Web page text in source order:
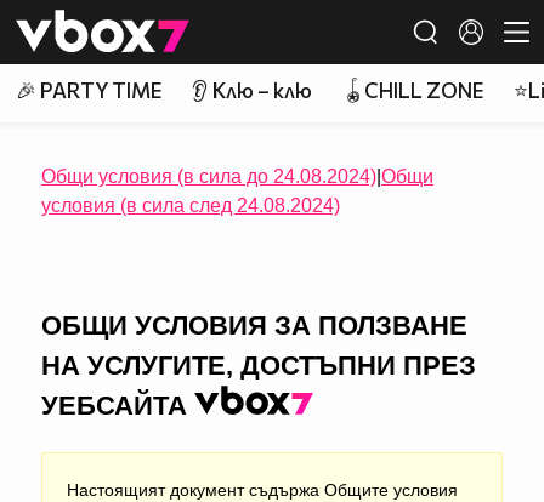
👾
🎉 PARTY TIME 👂 Клю – клю 🪀CHILL ZONE
Общи условия (в сила до 24.08.2024) Общи
условия (в сила след 24.08.2024)
ОБЩИ УСЛОВИЯ ЗА ПОЛЗВАНЕ
НА УСЛУГИТЕ, ДОСТЪПНИ ПРЕЗ
УЕБСАЙТА
Настоящият документ съдържа Общите условия